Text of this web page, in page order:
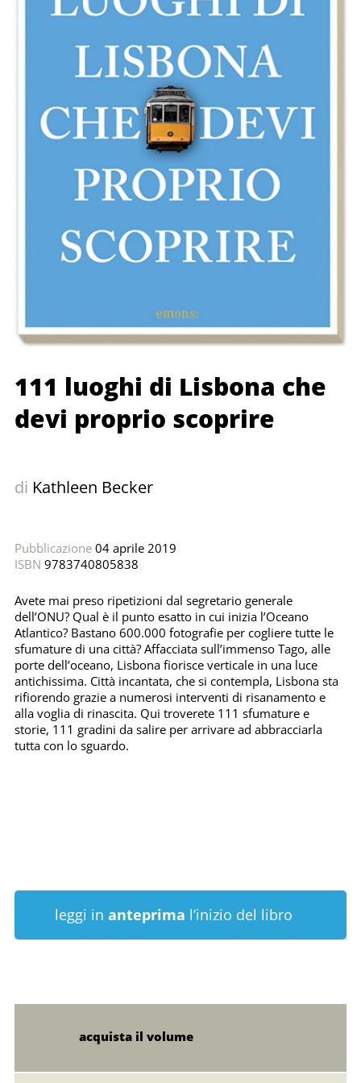
scoprire
111 luoghi di Lisbona che
devi proprio scoprire
di Kathleen Becker
Pubblicazione04 aprile 2019
ISBN 9783740805838
Avete mai preso ripetizioni dal segretario generale
dell’ONU? Qual è il punto esatto in cui inizia l’Oceano
Atlantico? Bastano 600.000 fotografie per cogliere tutte le
sfumature di una città? Affacciata sull’immenso Tago, alle
porte dell’oceano, Lisbona fiorisce verticale in una luce
antichissima. Città incantata, che si contempla, Lisbona sta
rifiorendo grazie a numerosi interventi di risanamento e
alla voglia di rinascita. Qui troverete 111 sfumature e
storie, 111 gradini da salire per arrivare ad abbracciarla
tutta con lo sguardo.
leggi in anteprima l’inizio del libro
acquista il volume